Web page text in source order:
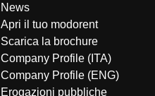
News
Apri il tuo modorent
Scarica la brochure
Company Profile (ITA)
Company Profile (ENG)
Erogazioni pubbliche